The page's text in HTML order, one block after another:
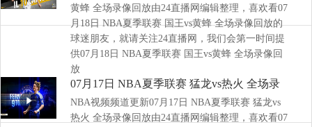
黄蜂 全场录像回放由24直播网编辑整理，喜欢看07
月18日 NBA夏季联赛 国王vs黄蜂 全场录像回放的
球迷朋友，就请关注24直播网，我们会第一时间提
供07月18日 NBA夏季联赛 国王vs黄蜂 全场录像回
放
07月17日 NBA夏季联赛 猛龙vs热火 全场录
像回放
NBA视频频道更新07月17日 NBA夏季联赛 猛龙vs
热火 全场录像回放由24直播网编辑整理，喜欢看07